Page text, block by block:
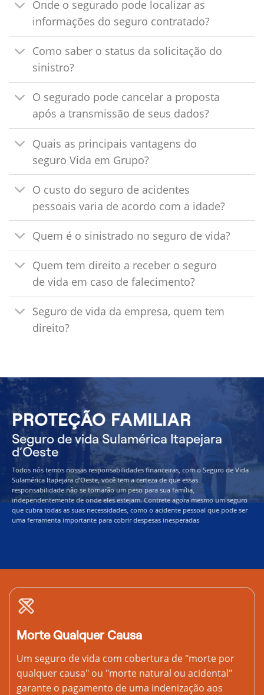
Onde o segurado pode localizar as
informações do seguro contratado?
Como saber o status da solicitação do
sinistro?
O segurado pode cancelar a proposta
após a transmissão de seus dados?
Quais as principais vantagens do
seguro Vida em Grupo?
O custo do seguro de acidentes
pessoais varia de acordo com a idade?
Quem é o sinistrado no seguro de vida?
Quem tem direito a receber o seguro
de vida em caso de falecimento?
Seguro de vida da empresa, quem tem
direito?
PROTEÇÃO FAMILIAR
Seguro de vida Sulamérica Itapejara
d’Oeste
Todos nós temos nossas responsabilidades financeiras, com o Seguro de Vida
Sulamérica Itapejara d’Oeste, você tem a certeza de que essas
responsabilidade não se tornarão um peso para sua família,
independentemente de onde eles estejam. Contrete agora mesmo um seguro
que cubra todas as suas necessidades, como o acidente pessoal que pode ser
uma ferramenta importante para cobrir despesas inesperadas
Morte Qualquer Causa
Um seguro de vida com cobertura de "morte por
qualquer causa" ou "morte natural ou acidental"
garante o pagamento de uma indenização aos